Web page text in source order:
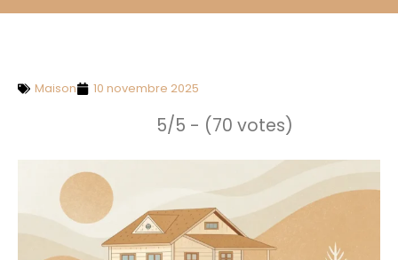
Maison 10 novembre 2025
5/5 - (70 votes)